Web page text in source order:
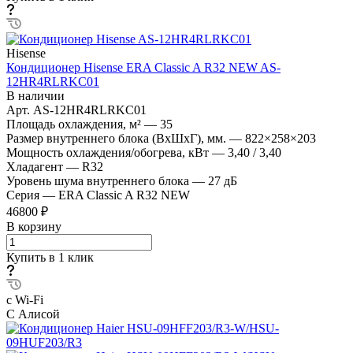
Hisense
Кондиционер Hisense ERA Classic A R32 NEW AS-
12HR4RLRKC01
В наличии
Арт. AS-12HR4RLRKC01
Площадь охлаждения, м² — 35
Размер внутреннего блока (ВхШхГ), мм. — 822×258×203
Мощность охлаждения/обогрева, кВт — 3,40 / 3,40
Хладагент — R32
Уровень шума внутреннего блока — 27 дБ
Серия — ERA Classic A R32 NEW
46800 ₽
В корзину
Купить в 1 клик
с Wi-Fi
С Алисой